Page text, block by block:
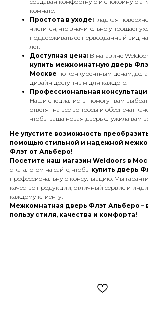
создавая комфортную и спокойную
комнате.
Простота в уходе: Гладкая
чистится, что значительно упрощает
поддерживать ее первозданный вид
лет.
Доступная цена: В магазине
купить межкомнатную дверь
Москве по конкурентным ценам,
дизайн доступным для каждого.
Профессиональная
Наши специалисты помогут вам
ответят на все вопросы и обеспечат
чтобы ваша новая дверь служила вам
Не упустите возможность
помощью стильной и надежной
Флэт от Альберо!
Посетите наш магазин Weldoors в
с каталогом на сайте, чтобы купить дверь
профессиональную консультацию. Мы
качество продукции, отличный сервис и
каждому клиенту.
Межкомнатная дверь Флэт Альберо –
пользу стиля, качества и комфорта!